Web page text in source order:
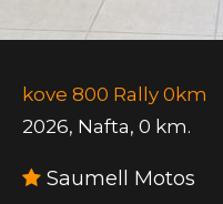
kove 800 Rally 0km
2026, Nafta, 0 km.
Saumell Motos